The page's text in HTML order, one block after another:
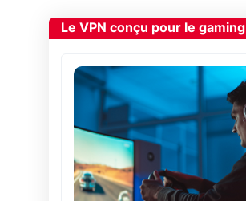
Le VPN conçu pour le gaming